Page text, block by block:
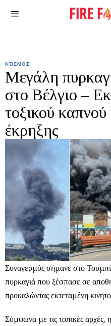
ΚΌΣΜΟΣ
Μεγάλη
στο Βέλγιο –
τοξικού καπνού
έκρηξης
Συναγερμός σήμανε στο
πυρκαγιά που ξέσπασε σε
προκαλώντας εκτεταμένη
Σύμφωνα με τις τοπικές αρχές,